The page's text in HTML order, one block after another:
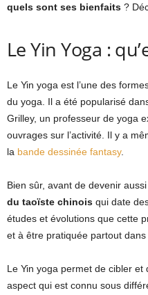
quels sont ses bienfaits ?
Le Yin Yoga :
Le Yin yoga est l’une des
du yoga. Il a été popularisé
Grilley, un professeur de yoga
ouvrages sur l’activité. Il y a
la bande dessinée fantasy.
Bien sûr, avant de devenir
du taoïste chinois qui date
études et évolutions que cette
et à être pratiquée partout dans
Le Yin yoga permet de cibler
aspect qui est connu sous